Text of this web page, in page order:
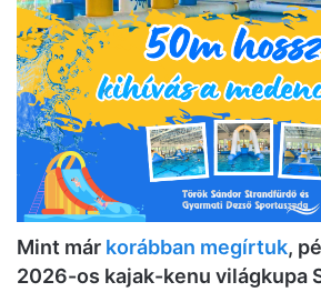
Mint már korábban megírtuk,
2026-os kajak-kenu világkupa